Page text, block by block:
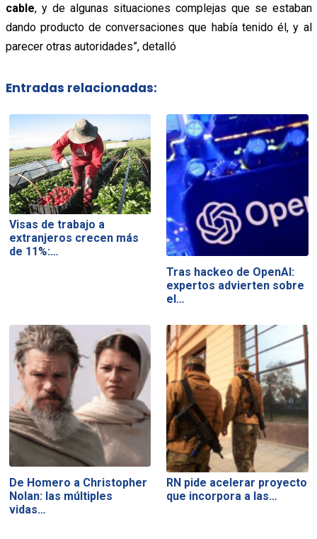
cable, y de algunas situaciones complejas que se estaban
dando producto de conversaciones que había tenido él, y al
parecer otras autoridades”, detalló
Entradas relacionadas:
Visas de trabajo a
extranjeros crecen más
de 11%:…
Tras hackeo de OpenAI:
expertos advierten sobre
el…
De Homero a Christopher
Nolan: las múltiples
vidas…
RN pide acelerar proyecto
que incorpora a las…